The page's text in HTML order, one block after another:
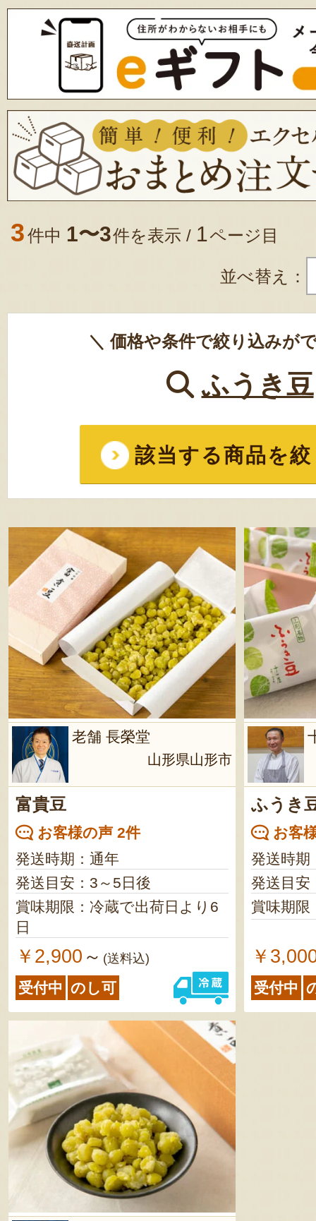
3件中 1〜3件を表示 / 1ページ目
並べ替え：
＼ 価格や条件で絞り込みが
ふうき豆
該当する商品を
老舗 長榮堂
山形県山形市
富貴豆
お客様の声 2件
発送時期：通年
発送目安：3～5日後
賞味期限：冷蔵で出荷日より6
日
￥2,900 ～ (送料込)
受付中 のし可
ふうき
お客
発送時期
発送目安
賞味期限
￥
受付中